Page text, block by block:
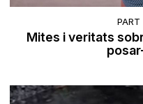
PART
Mites i veritats